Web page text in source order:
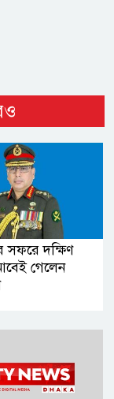
সফরে দক্ষিণ
গেলেন